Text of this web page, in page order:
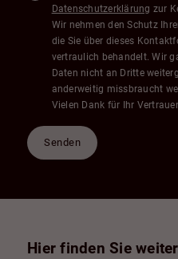
Datenschutzerklärung zur
Wir nehmen den Schutz
die Sie über dieses
vertraulich behandelt. Wir
Daten nicht an Dritte
anderweitig missbraucht
Vielen Dank für Ihr
Senden
Hier finden Sie